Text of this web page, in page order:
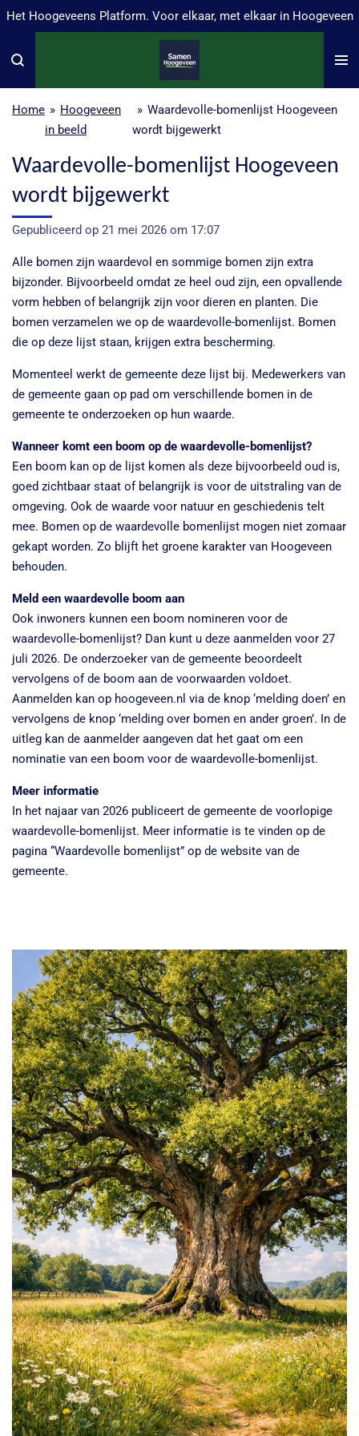
Ga
naar
Het Hoogeveens Platform. Voor elkaar, met elkaar in Hoogeveen
Home » Hoogeveen
in beeld
» Waardevolle-bomenlijst Hoogeveen
wordt bijgewerkt
Waardevolle-bomenlijst Hoogeveen
wordt bijgewerkt
Gepubliceerd op 21 mei 2026 om 17:07
Alle bomen zijn waardevol en sommige bomen zijn extra
bijzonder. Bijvoorbeeld omdat ze heel oud zijn, een opvallende
vorm hebben of belangrijk zijn voor dieren en planten. Die
bomen verzamelen we op de waardevolle-bomenlijst. Bomen
die op deze lijst staan, krijgen extra bescherming.
Momenteel werkt de gemeente deze lijst bij. Medewerkers van
de gemeente gaan op pad om verschillende bomen in de
gemeente te onderzoeken op hun waarde.
Wanneer komt een boom op de waardevolle-bomenlijst?
Een boom kan op de lijst komen als deze bijvoorbeeld oud is,
goed zichtbaar staat of belangrijk is voor de uitstraling van de
omgeving. Ook de waarde voor natuur en geschiedenis telt
mee. Bomen op de waardevolle bomenlijst mogen niet zomaar
gekapt worden. Zo blijft het groene karakter van Hoogeveen
behouden.
Meld een waardevolle boom aan
Ook inwoners kunnen een boom nomineren voor de
waardevolle-bomenlijst? Dan kunt u deze aanmelden voor 27
juli 2026. De onderzoeker van de gemeente beoordeelt
vervolgens of de boom aan de voorwaarden voldoet.
Aanmelden kan op hoogeveen.nl via de knop ‘melding doen’ en
vervolgens de knop ‘melding over bomen en ander groen’. In de
uitleg kan de aanmelder aangeven dat het gaat om een
nominatie van een boom voor de waardevolle-bomenlijst.
Meer informatie
In het najaar van 2026 publiceert de gemeente de voorlopige
waardevolle-bomenlijst. Meer informatie is te vinden op de
pagina “Waardevolle bomenlijst” op de website van de
gemeente.